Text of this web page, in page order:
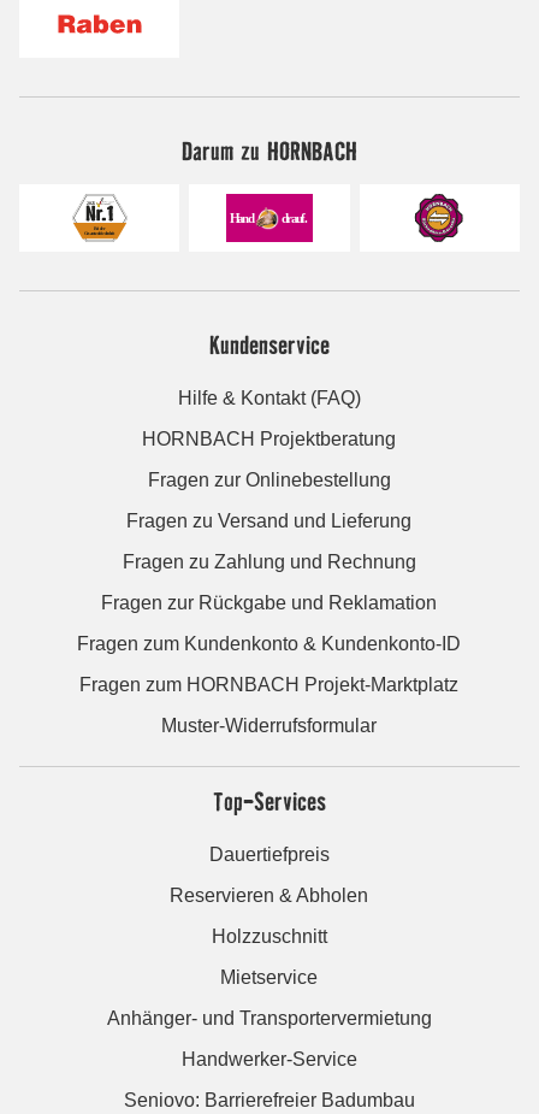
Darum zu HORNBACH
Kundenservice
Hilfe & Kontakt (FAQ)
HORNBACH Projektberatung
Fragen zur Onlinebestellung
Fragen zu Versand und Lieferung
Fragen zu Zahlung und Rechnung
Fragen zur Rückgabe und Reklamation
Fragen zum Kundenkonto & Kundenkonto-ID
Fragen zum HORNBACH Projekt-Marktplatz
Muster-Widerrufsformular
Top-Services
Dauertiefpreis
Reservieren & Abholen
Holzzuschnitt
Mietservice
Anhänger- und Transportervermietung
Handwerker-Service
Seniovo: Barrierefreier Badumbau